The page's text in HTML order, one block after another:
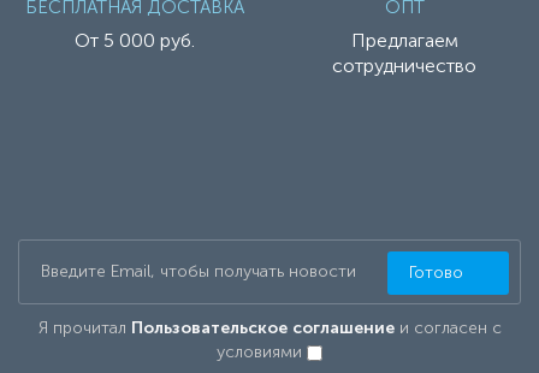
БЕСПЛАТНАЯ ДОСТАВКА
От 5 000 руб.
ОПТ
Предлагаем
сотрудничество
Я прочитал Пользовательское соглашениеи согласен с
условиями
Готово